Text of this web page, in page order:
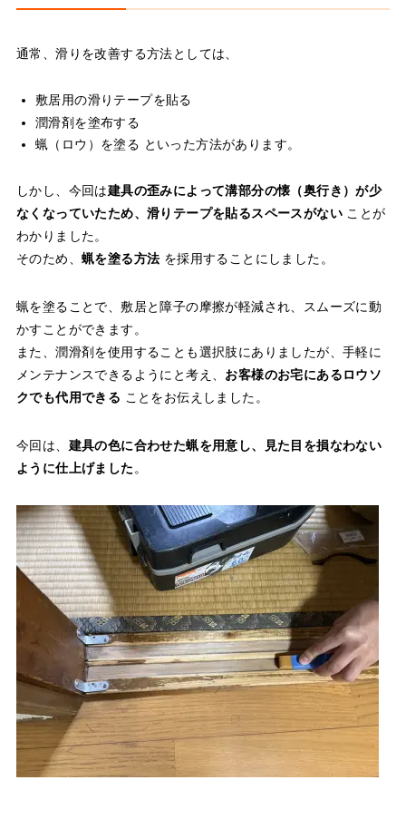
通常、滑りを改善する方法としては、
敷居用の滑りテープを貼る
潤滑剤を塗布する
蝋（ロウ）を塗る といった方法があります。
しかし、今回は建具の歪みによって溝部分の懐（奥行き）が少
なくなっていたため、滑りテープを貼るスペースがない ことが
わかりました。
そのため、 蝋を塗る方法 を採用することにしました。
蝋を塗ることで、敷居と障子の摩擦が軽減され、スムーズに動
かすことができます。
また、潤滑剤を使用することも選択肢にありましたが、手軽に
メンテナンスできるようにと考え、 お客様のお宅にあるロウソ
クでも代用できる ことをお伝えしました。
今回は、 建具の色に合わせた蝋を用意し、見た目を損なわない
ように仕上げました。